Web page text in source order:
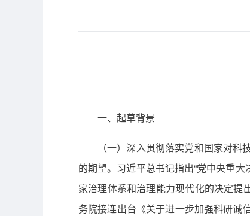
一、起草背
（一）深入贯彻落实党和国家对
的期望。习近平总书记指出“党中央重
家治理体系和治理能力现代化的决定提
务院接连出台《关于进一步加强科研诚